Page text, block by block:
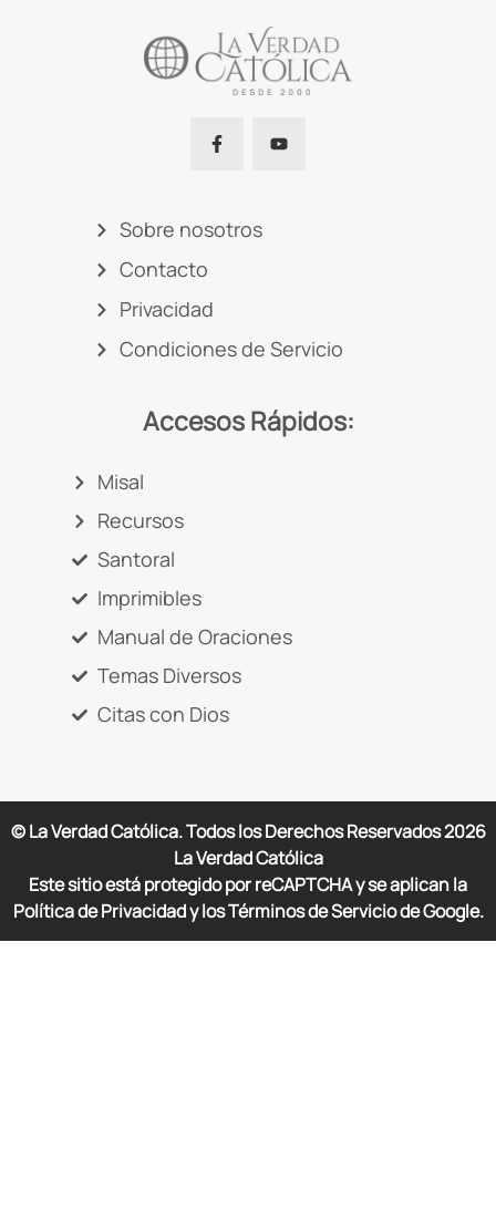
Sobre nosotros
Contacto
Privacidad
Condiciones de Servicio
Accesos Rápidos:
Misal
Recursos
Santoral
Imprimibles
Manual de Oraciones
Temas Diversos
Citas con Dios
© La Verdad Católica. Todos los Derechos Reservados2026
La Verdad Católica
Este sitio está protegido por reCAPTCHA y se aplican la
Política de Privacidad y los Términos de Servicio de Google.